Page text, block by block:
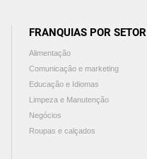
FRANQUIAS POR SETOR
Alimentação
Comunicação e marketing
Educação e Idiomas
Limpeza e Manutenção
Negócios
Roupas e calçados